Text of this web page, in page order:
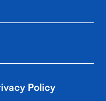
Policy